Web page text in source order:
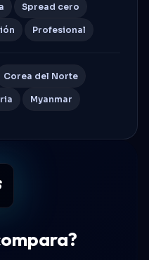
Spread cero
Profesional
Corea del Norte
Myanmar